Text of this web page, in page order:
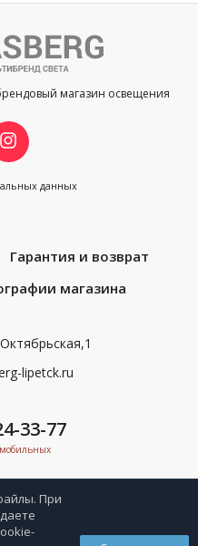
магазин освещения
данных
Гарантия и возврат
магазина
lipetck.ru
33-77
мобильных
При